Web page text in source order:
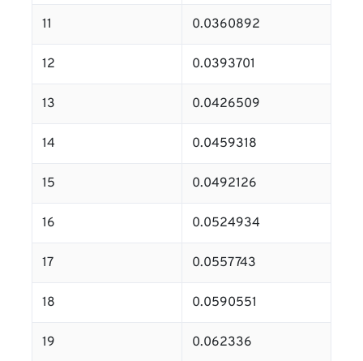
11 0.0360892
12 0.0393701
13 0.0426509
14 0.0459318
15 0.0492126
16 0.0524934
17 0.0557743
18 0.0590551
19 0.062336